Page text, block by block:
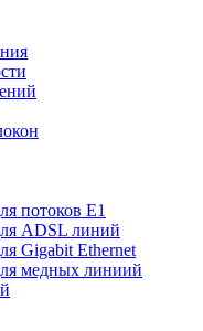
потоков Е1
ADSL линий
Gigabit Ethernet
медных линиий